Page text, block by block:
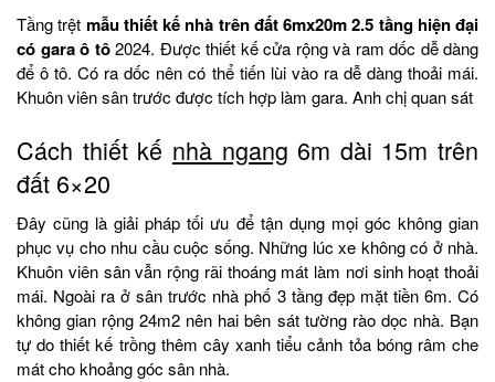
Tầng trệt mẫu thiết kế nhà trên đất 6mx20m 2.5 tầng hiện đại
có gara ô tô2024. Được thiết kế cửa rộng và ram dốc dễ dàng
để ô tô. Có ra dốc nên có thể tiến lùi vào ra dễ dàng thoải mái.
Khuôn viên sân trước được tích hợp làm gara. Anh chị quan sát
Cách thiết kế nhà ngang 6m dài 15m trên
đất 6×20
Đây cũng là giải pháp tối ưu để tận dụng mọi góc không gian
phục vụ cho nhu cầu cuộc sống. Những lúc xe không có ở nhà.
Khuôn viên sân vẫn rộng rãi thoáng mát làm nơi sinh hoạt thoải
mái. Ngoài ra ở sân trước nhà phố 3 tầng đẹp mặt tiền 6m. Có
không gian rộng 24m2 nên hai bên sát tường rào dọc nhà. Bạn
tự do thiết kế trồng thêm cây xanh tiểu cảnh tỏa bóng râm che
mát cho khoảng góc sân nhà.